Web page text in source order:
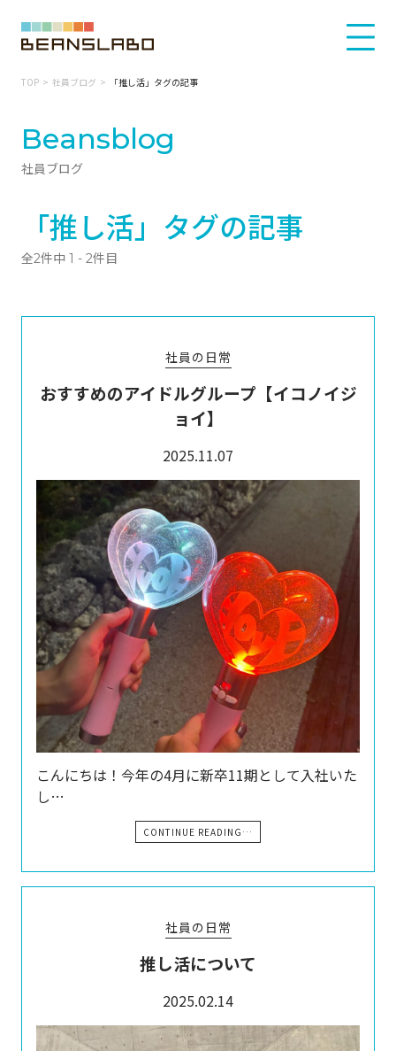
TOP 社員ブログ 「推し活」タグの記事
Beansblog
社員ブログ
「推し活」タグの記事
全2件中 1 - 2件目
社員の日常
おすすめのアイドルグループ【イコノイジ
ョイ】
2025.11.07
こんにちは！今年の4月に新卒11期として入社いた
し…
CONTINUE READING…
社員の日常
推し活について
2025.02.14